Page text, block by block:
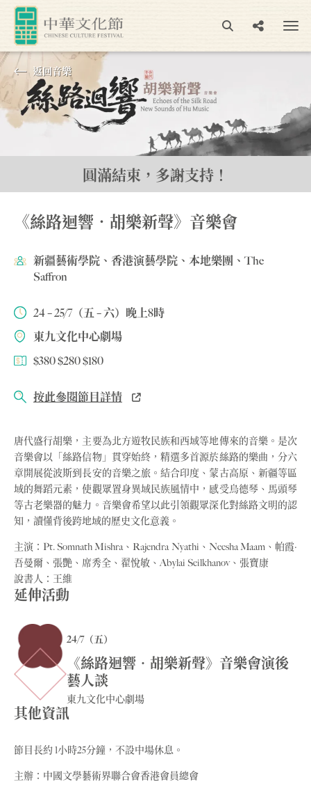
返回⾳樂
《絲路迴響‧胡樂新聲》音樂會
新疆藝術學院、香港演藝學院、本地樂團、The
Saffron
24 – 25/7（五 – 六）晚上8時
東九文化中心劇場
$380 $280 $180
按此參閱節目詳情
唐代盛行胡樂，主要為北方遊牧民族和西域等地傳來的音樂。是次
音樂會以「絲路信物」貫穿始終，精選多首源於絲路的樂曲，分六
章開展從波斯到長安的音樂之旅。結合印度、蒙古高原、新疆等區
域的舞蹈元素，使觀眾置身異域民族風情中，感受烏德琴、馬頭琴
等古老樂器的魅力。音樂會希望以此引領觀眾深化對絲路文明的認
知，讀懂背後跨地域的歷史文化意義。
主演：Pt. Somnath Mishra、Rajendra Nyathi、Neesha Maam、帕霞·
吾曼爾、張艷、席秀全、翟悅敏、Abylai Seilkhanov、張寶康
說書人：王維
延伸活動
24/7（五）
《絲路迴響‧胡樂新聲》音樂會演後
藝人談
東九文化中心劇場
其他資訊
節目長約 1小時25分鐘，不設中場休息。
主辦：中國文學藝術界聯合會香港會員總會
圓滿結束，多謝支持！